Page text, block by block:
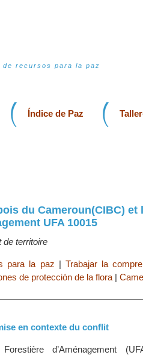
de recursos para la paz
Índice de Paz
du Cameroun(CIBC) et
UFA 10015
de territoire
para la paz | Trabajar la
de protección de la flora |
en contexte du conflit
Forestière d’Aménagement